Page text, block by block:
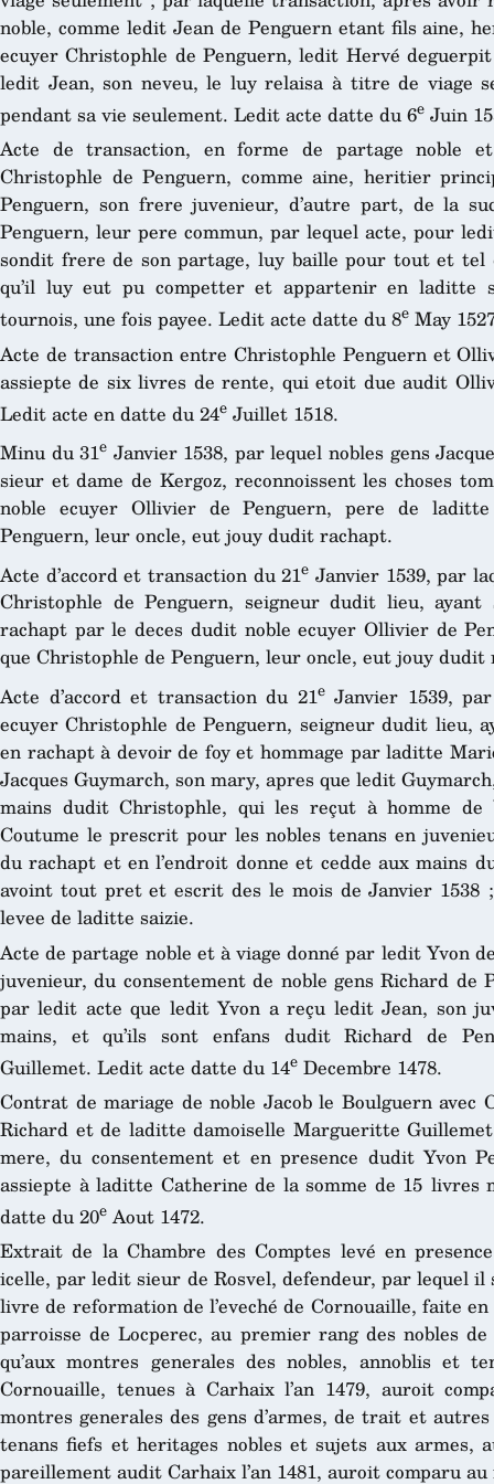
noble, comme ledit Jean de Penguern etant fils aine,
ecuyer Christophle de Penguern, ledit Hervé
ledit Jean, son neveu, le luy relaisa à titre de viage
pendant sa vie seulement. Ledit acte datte du 6e Juin
Acte de transaction, en forme de partage noble
Christophle de Penguern, comme aine, heritier
Penguern, son frere juvenieur, d’autre part, de la
Penguern, leur pere commun, par lequel acte, pour
sondit frere de son partage, luy baille pour tout et tel
qu’il luy eut pu competter et appartenir en laditte
tournois, une fois payee. Ledit acte datte du 8e May
Acte de transaction entre Christophle Penguern et
assiepte de six livres de rente, qui etoit due audit
Ledit acte en datte du 24e Juillet 1518.
Minu du 31e Janvier 1538, par lequel nobles gens
sieur et dame de Kergoz, reconnoissent les choses
noble ecuyer Ollivier de Penguern, pere de
Penguern, leur oncle, eut jouy dudit rachapt.
Acte d’accord et transaction du 21e Janvier 1539, par
Christophle de Penguern, seigneur dudit lieu,
rachapt par le deces dudit noble ecuyer Ollivier de
que Christophle de Penguern, leur oncle, eut jouy dudit
Acte d’accord et transaction du 21eJanvier 1539,
ecuyer Christophle de Penguern, seigneur dudit lieu,
en rachapt à devoir de foy et hommage par laditte
Jacques Guymarch, son mary, apres que ledit
mains dudit Christophle, qui les reçut à homme de
Coutume le prescrit pour les nobles tenans en
du rachapt et en l’endroit donne et cedde aux mains
avoint tout pret et escrit des le mois de Janvier
levee de laditte saizie.
Acte de partage noble et à viage donné par ledit Yvon
juvenieur, du consentement de noble gens Richard
par ledit acte que ledit Yvon a reçu ledit Jean, son
mains, et qu’ils sont enfans dudit Richard de
Guillemet. Ledit acte datte du 14e Decembre 1478.
Contrat de mariage de noble Jacob le Boulguern avec
Richard et de laditte damoiselle Margueritte
mere, du consentement et en presence dudit Yvon
assiepte à laditte Catherine de la somme de 15
datte du 20eAout 1472.
Extrait de la Chambre des Comptes levé en
icelle, par ledit sieur de Rosvel, defendeur, par lequel il
livre de reformation de l’eveché de Cornouaille, faite
parroisse de Locperec, au premier rang des nobles
qu’aux montres generales des nobles, annoblis et
Cornouaille, tenues à Carhaix l’an 1479, auroit
montres generales des gens d’armes, de trait et
tenans fiefs et heritages nobles et sujets aux armes,
pareillement audit Carhaix l’an 1481, auroit comparu